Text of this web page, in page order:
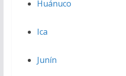
Huánuco
Ica
Junín